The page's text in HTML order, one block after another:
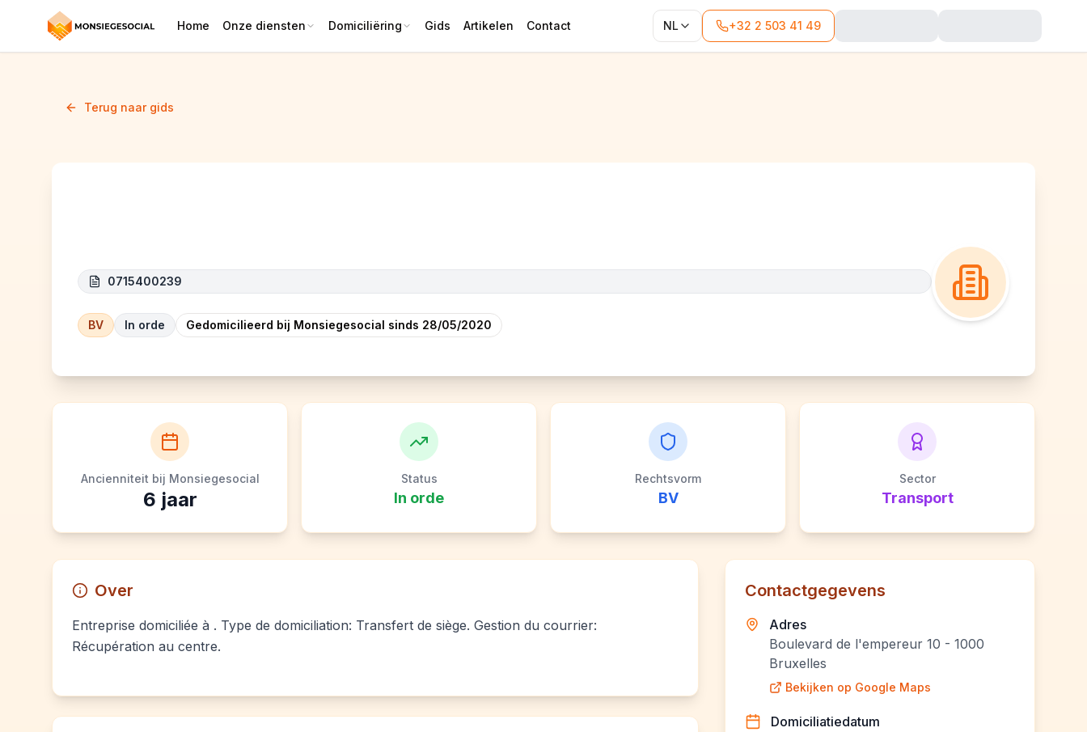
Home Onze diensten Domiciliëring Gids Artikelen Contact NL +32 2 503 41 49
Terug naar gids
0715400239
BV In orde Gedomicilieerd bij Monsiegesocial sinds 28/05/2020
Ancienniteit bij Monsiegesocial
6 jaar
Status
In orde
Rechtsvorm
BV
Sector
Transport
Over
Entreprise domiciliée à . Type de domiciliation: Transfert de siège. Gestion du courrier:
Récupération au centre.
Contactgegevens
Adres
Boulevard de l'empereur 10 - 1000
Bruxelles
Bekijken op Google Maps
Domiciliatiedatum